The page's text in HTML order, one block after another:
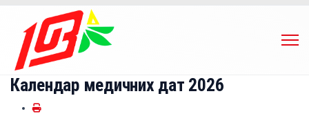
Календар медичних дат 2026